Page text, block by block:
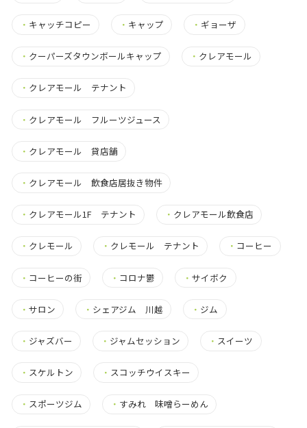
・ キャッチコピー ・ キャップ ・ ギョーザ
・ クーパーズタウンボールキャップ ・ クレアモール
・ クレアモール テナント
・ クレアモール フルーツジュース
・ クレアモール 貸店舗
・ クレアモール 飲食店居抜き物件
・ クレアモール1F テナント ・ クレアモール飲食店
・ クレモール ・ クレモール テナント ・ コーヒー
・ コーヒーの街 ・ コロナ鬱 ・サイボク
・ サロン ・ シェアジム 川越 ・ ジム
・ ジャズバー ・ ジャムセッション ・ スイーツ
・ スケルトン ・ スコッチウイスキー
・ スポーツジム ・ すみれ 味噌らーめん